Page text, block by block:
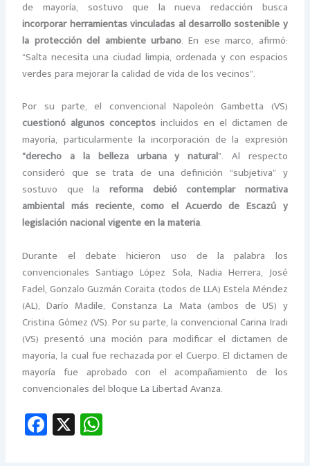
de mayoría, sostuvo que la nueva redacción busca
incorporar herramientas vinculadas al desarrollo sostenible y
la protección del ambiente urbano. En ese marco, afirmó:
“Salta necesita una ciudad limpia, ordenada y con espacios
verdes para mejorar la calidad de vida de los vecinos”.
Por su parte, el convencional Napoleón Gambetta (VS)
cuestionó algunos conceptos incluidos en el dictamen de
mayoría, particularmente la incorporación de la expresión
“derecho a la belleza urbana y natural”. Al respecto
consideró que se trata de una definición “subjetiva” y
sostuvo que la reforma debió contemplar normativa
ambiental más reciente, como el Acuerdo de Escazú y
legislación nacional vigente en la materia.
Durante el debate hicieron uso de la palabra los
convencionales Santiago López Sola, Nadia Herrera, José
Fadel, Gonzalo Guzmán Coraita (todos de LLA) Estela Méndez
(AL), Darío Madile, Constanza La Mata (ambos de US) y
Cristina Gómez (VS). Por su parte, la convencional Carina Iradi
(VS) presentó una moción para modificar el dictamen de
mayoría, la cual fue rechazada por el Cuerpo. El dictamen de
mayoría fue aprobado con el acompañamiento de los
convencionales del bloque La Libertad Avanza.
Fa
ce
X